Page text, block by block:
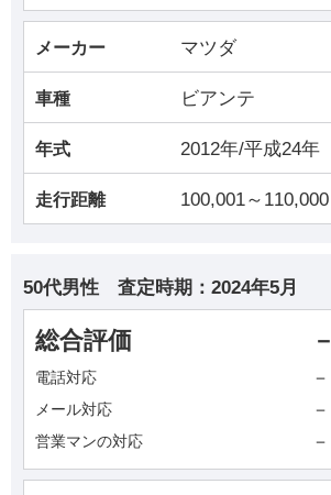
メーカー マツダ
車種 ビアンテ
年式 2012年/平成24年
走行距離 100,001～110,000
50代男性 査定時期： 2024年5月
総合評価 －
電話対応 －
メール対応 －
営業マンの対応 －